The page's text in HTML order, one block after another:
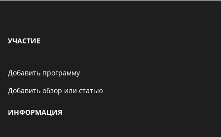
УЧАСТИЕ
Добавить программу
Добавить обзор или статью
ИНФОРМАЦИЯ